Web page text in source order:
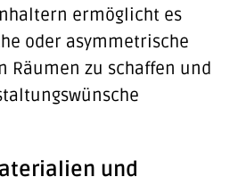
ermöglicht es
oder asymmetrische
Räumen zu schaffen und
und